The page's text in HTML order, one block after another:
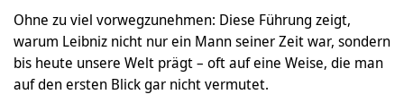
Ohne zu viel vorwegzunehmen: Diese Führung zeigt,
warum Leibniz nicht nur ein Mann seiner Zeit war, sondern
bis heute unsere Welt prägt – oft auf eine Weise, die man
auf den ersten Blick gar nicht vermutet.